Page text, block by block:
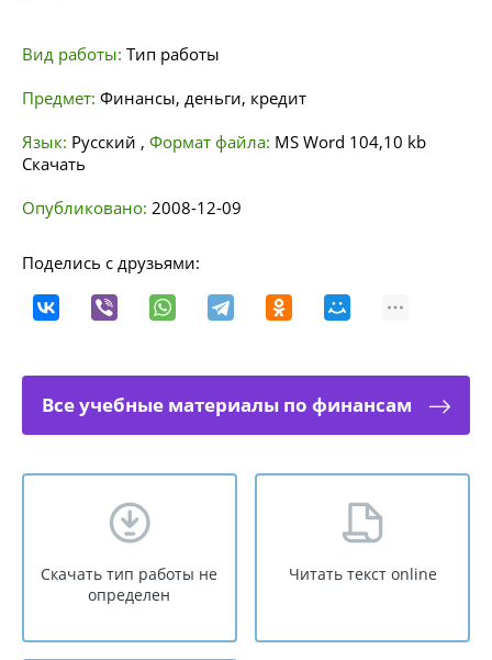
Вид работы: Тип работы
Предмет: Финансы, деньги, кредит
Язык: Русский , Формат файла: MS Word 104,10 kb
Скачать
Опубликовано: 2008-12-09
Поделись с друзьями:
Все учебные материалы по финансам
Скачать тип работы не
определен
Читать текст online